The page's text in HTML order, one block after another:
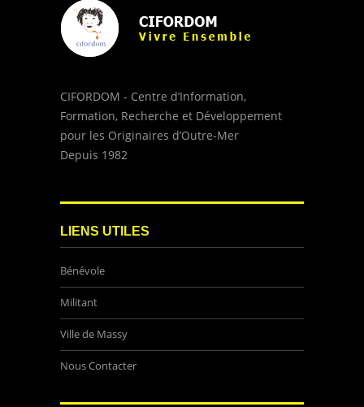
CIFORDOM - Centre d’Information,
Formation, Recherche et Développement
pour les Originaires d’Outre-Mer
Depuis 1982
LIENS UTILES
Bénévole
Militant
Ville de Massy
Nous Contacter